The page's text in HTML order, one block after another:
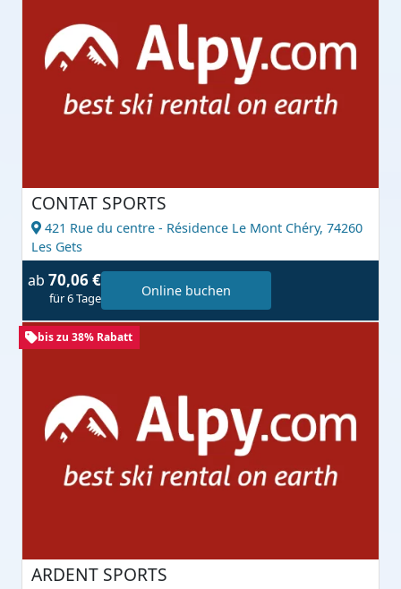
CONTAT SPORTS
421 Rue du centre - Résidence Le Mont Chéry, 74260
Les Gets
ab 70,06 €
für 6 Tage Online buchen
bis zu 38% Rabatt
ARDENT SPORTS